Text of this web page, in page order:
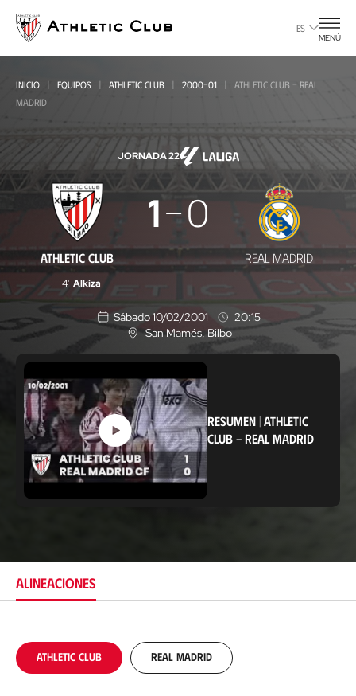
contenido
principal
ES
MENÚ
INICIO EQUIPOS ATHLETIC CLUB 2000-01
ATHLETIC CLUB - REAL
MADRID
JORNADA 22
Athletic
-
Real
Madrid
ATHLETIC CLUB
1 0
REAL MADRID
4' Alkiza
Sábado 10/02/2001
20:15
U
b
i
c
a
c
i
ó
n
San Mamés, Bilbo
RESUMEN| ATHLETIC
CLUB- REAL MADRID
ALINEACIONES
Athletic Club Real Madrid